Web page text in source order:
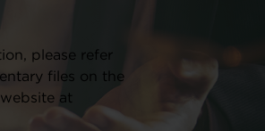
please refer
files on the
at